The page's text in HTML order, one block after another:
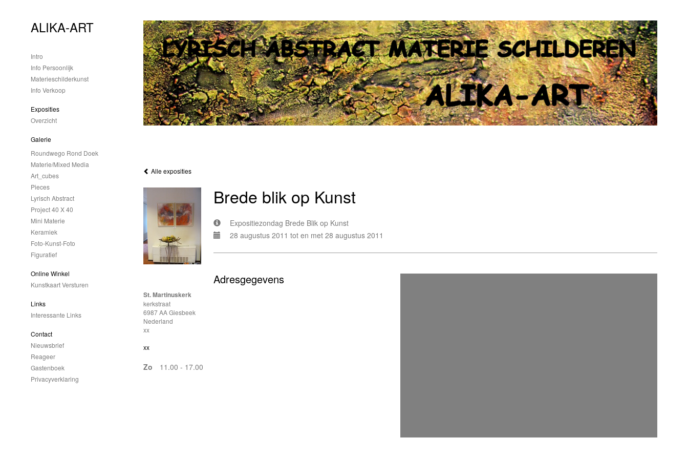
Alle exposities
Brede blik op Kunst
Expositiezondag Brede Blik op Kunst
28 augustus 2011 tot en met 28 augustus 2011
Adresgegevens
St. Martinuskerk
kerkstraat
6987 AA Giesbeek
Nederland
xx
xx
Zo 11.00 - 17.00
ALIKA-ART
Intro
Info Persoonlijk
Materieschilderkunst
Info Verkoop
Exposities
Overzicht
Galerie
Roundwego Rond Doek
Materie/mixed Media
Art_cubes
Pieces
Lyrisch Abstract
Project 40 X 40
Mini Materie
Keramiek
Foto-Kunst-Foto
Figuratief
Online Winkel
Kunstkaart Versturen
Links
Interessante Links
Contact
Nieuwsbrief
Reageer
Gastenboek
Privacyverklaring